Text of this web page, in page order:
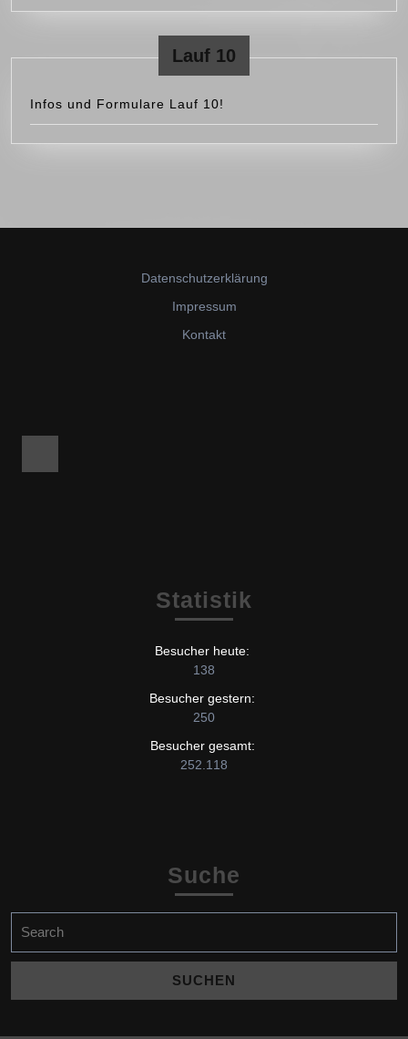
Lauf 10
Infos und Formulare Lauf 10!
Datenschutzerklärung
Impressum
Kontakt
Statistik
Besucher heute:
138
Besucher gestern:
250
Besucher gesamt:
252.118
Suche
for: